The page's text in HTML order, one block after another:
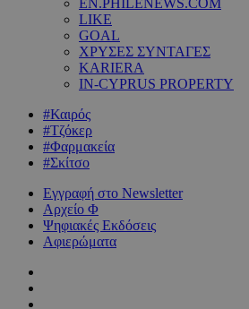
EN.PHILENEWS.COM
LIKE
GOAL
ΧΡΥΣΕΣ ΣΥΝΤΑΓΕΣ
KARIERA
IN-CYPRUS PROPERTY
#Καιρός
#Τζόκερ
#Φαρμακεία
#Σκίτσο
Εγγραφή στο Newsletter
Αρχείο Φ
Ψηφιακές Εκδόσεις
Αφιερώματα